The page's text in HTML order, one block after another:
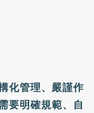
化管理、嚴謹作
要明確規範、自